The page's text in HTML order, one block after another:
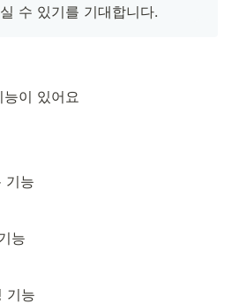
수 있기를 기대합니다.
이 있어요
기능
능
기능